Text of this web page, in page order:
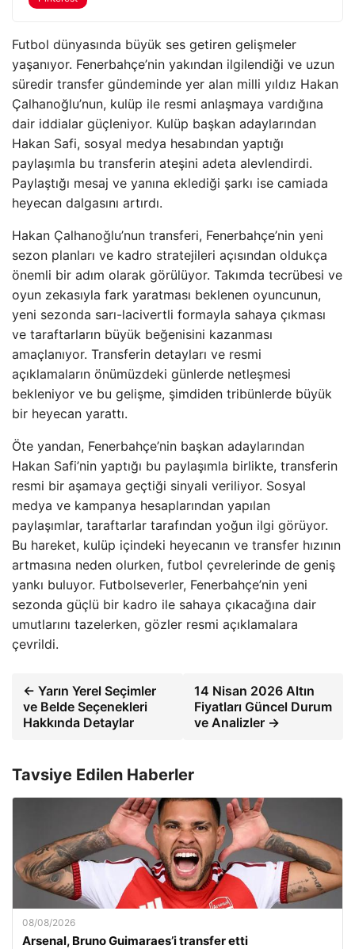
Futbol dünyasında büyük ses getiren gelişmeler
yaşanıyor. Fenerbahçe’nin yakından ilgilendiği ve uzun
süredir transfer gündeminde yer alan milli yıldız Hakan
Çalhanoğlu’nun, kulüp ile resmi anlaşmaya vardığına
dair iddialar güçleniyor. Kulüp başkan adaylarından
Hakan Safi, sosyal medya hesabından yaptığı
paylaşımla bu transferin ateşini adeta alevlendirdi.
Paylaştığı mesaj ve yanına eklediği şarkı ise camiada
heyecan dalgasını artırdı.
Hakan Çalhanoğlu’nun transferi, Fenerbahçe’nin yeni
sezon planları ve kadro stratejileri açısından oldukça
önemli bir adım olarak görülüyor. Takımda tecrübesi ve
oyun zekasıyla fark yaratması beklenen oyuncunun,
yeni sezonda sarı-lacivertli formayla sahaya çıkması
ve taraftarların büyük beğenisini kazanması
amaçlanıyor. Transferin detayları ve resmi
açıklamaların önümüzdeki günlerde netleşmesi
bekleniyor ve bu gelişme, şimdiden tribünlerde büyük
bir heyecan yarattı.
Öte yandan, Fenerbahçe’nin başkan adaylarından
Hakan Safi’nin yaptığı bu paylaşımla birlikte, transferin
resmi bir aşamaya geçtiği sinyali veriliyor. Sosyal
medya ve kampanya hesaplarından yapılan
paylaşımlar, taraftarlar tarafından yoğun ilgi görüyor.
Bu hareket, kulüp içindeki heyecanın ve transfer hızının
artmasına neden olurken, futbol çevrelerinde de geniş
yankı buluyor. Futbolseverler, Fenerbahçe’nin yeni
sezonda güçlü bir kadro ile sahaya çıkacağına dair
umutlarını tazelerken, gözler resmi açıklamalara
çevrildi.
← Yarın Yerel Seçimler
ve Belde Seçenekleri
Hakkında Detaylar
14 Nisan 2026 Altın
Fiyatları Güncel Durum
ve Analizler →
Tavsiye Edilen Haberler
08/08/2026
Arsenal, Bruno Guimaraes’i transfer etti